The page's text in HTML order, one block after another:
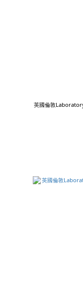
英國倫敦